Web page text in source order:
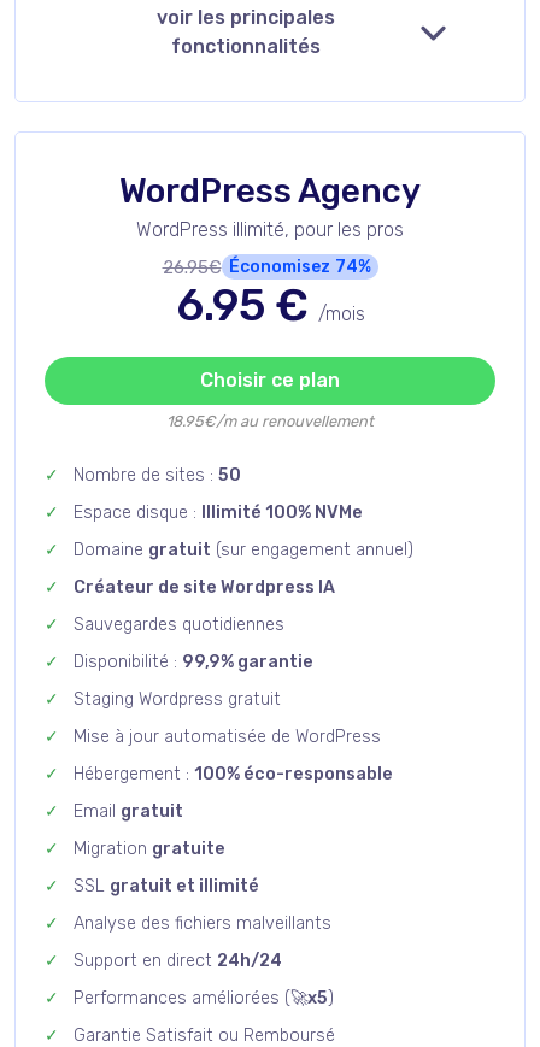
voir les principales
fonctionnalités
WordPress Agency
WordPress illimité, pour les pros
26.95€ Économisez 74%
6.95 € /mois
Choisir ce plan
18.95€/m au renouvellement
Nombre de sites : 50
Espace disque :
Illimité 100% NVMe
Domaine gratuit (sur engagement annuel)
Créateur de site Wordpress IA
Sauvegardes quotidiennes
Disponibilité : 99,9% garantie
Staging Wordpress gratuit
Mise à jour automatisée de WordPress
Hébergement : 100% éco-responsable
Email gratuit
Migration gratuite
SSL gratuit et illimité
Analyse des fichiers malveillants
Support en direct 24h/24
Performances améliorées (🚀x5)
Garantie Satisfait ou Remboursé